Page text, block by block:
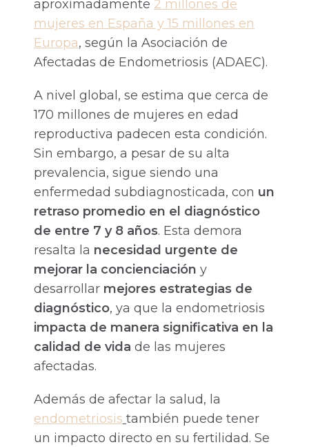
aproximadamente 2 millones de
mujeres en España y 15 millones en
Europa, según la Asociación de
Afectadas de Endometriosis (ADAEC).
A nivel global, se estima que cerca de
170 millones de mujeres en edad
reproductiva padecen esta condición.
Sin embargo, a pesar de su alta
prevalencia, sigue siendo una
enfermedad subdiagnosticada, con un
retraso promedio en el diagnóstico
de entre 7 y 8 años. Esta demora
resalta la necesidad urgente de
mejorar la concienciación y
desarrollar mejores estrategias de
diagnóstico, ya que la endometriosis
impacta de manera significativa en la
calidad de vida de las mujeres
afectadas.
Además de afectar la salud, la
endometriosis también puede tener
un impacto directo en su fertilidad. Se